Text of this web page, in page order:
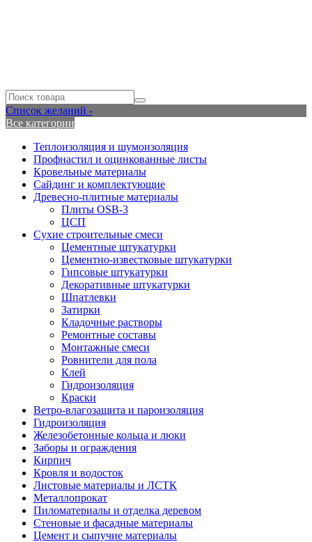
Список желаний -
Все категории
Теплоизоляция и шумоизоляция
Профнастил и оцинкованные листы
Кровельные материалы
Сайдинг и комплектующие
Древесно-плитные материалы
Плиты OSB-3
ЦСП
Сухие строительные смеси
Цементные штукатурки
Цементно-известковые штукатурки
Гипсовые штукатурки
Декоративные штукатурки
Шпатлевки
Затирки
Кладочные растворы
Ремонтные составы
Монтажные смеси
Ровнители для пола
Клей
Гидроизоляция
Краски
Ветро-влагозащита и пароизоляция
Гидроизоляция
Железобетонные кольца и люки
Заборы и ограждения
Кирпич
Кровля и водосток
Листовые материалы и ЛСТК
Металлопрокат
Пиломатериалы и отделка деревом
Стеновые и фасадные материалы
Цемент и сыпучие материалы